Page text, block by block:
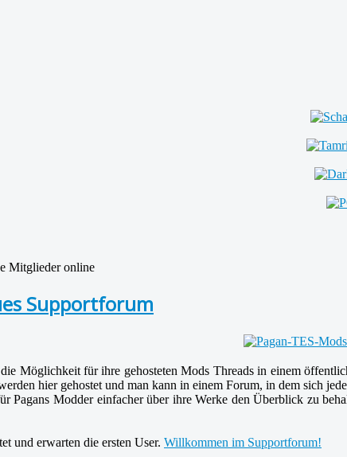
Mitglieder online
Supportforum
Möglichkeit für ihre gehosteten Mods Threads in einem
hier gehostet und man kann in einem Forum, in dem sich
Pagans Modder einfacher über ihre Werke den Überblick zu
und erwarten die ersten User. Willkommen im Supportforum!